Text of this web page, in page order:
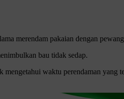
merendam pakaian dengan
bau tidak sedap.
mengetahui waktu perendaman yang